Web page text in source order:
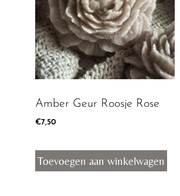
Amber Geur Roosje Rose
€7,50
Toevoegen aan winkelwagen